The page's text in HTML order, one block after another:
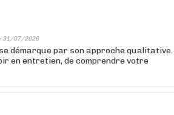
31/07/2026
démarque par son approche qualitative.
en entretien, de comprendre votre